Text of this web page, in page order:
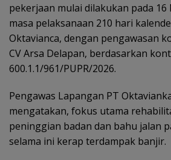
pekerjaan mulai dilakukan pada 16
masa pelaksanaan 210 hari
Oktavianca, dengan pengawasan
CV Arsa Delapan, berdasarkan
600.1.1/961/PUPR/2026.
Pengawas Lapangan PT
mengatakan, fokus utama
peninggian badan dan bahu jalan
selama ini kerap terdampak banjir.